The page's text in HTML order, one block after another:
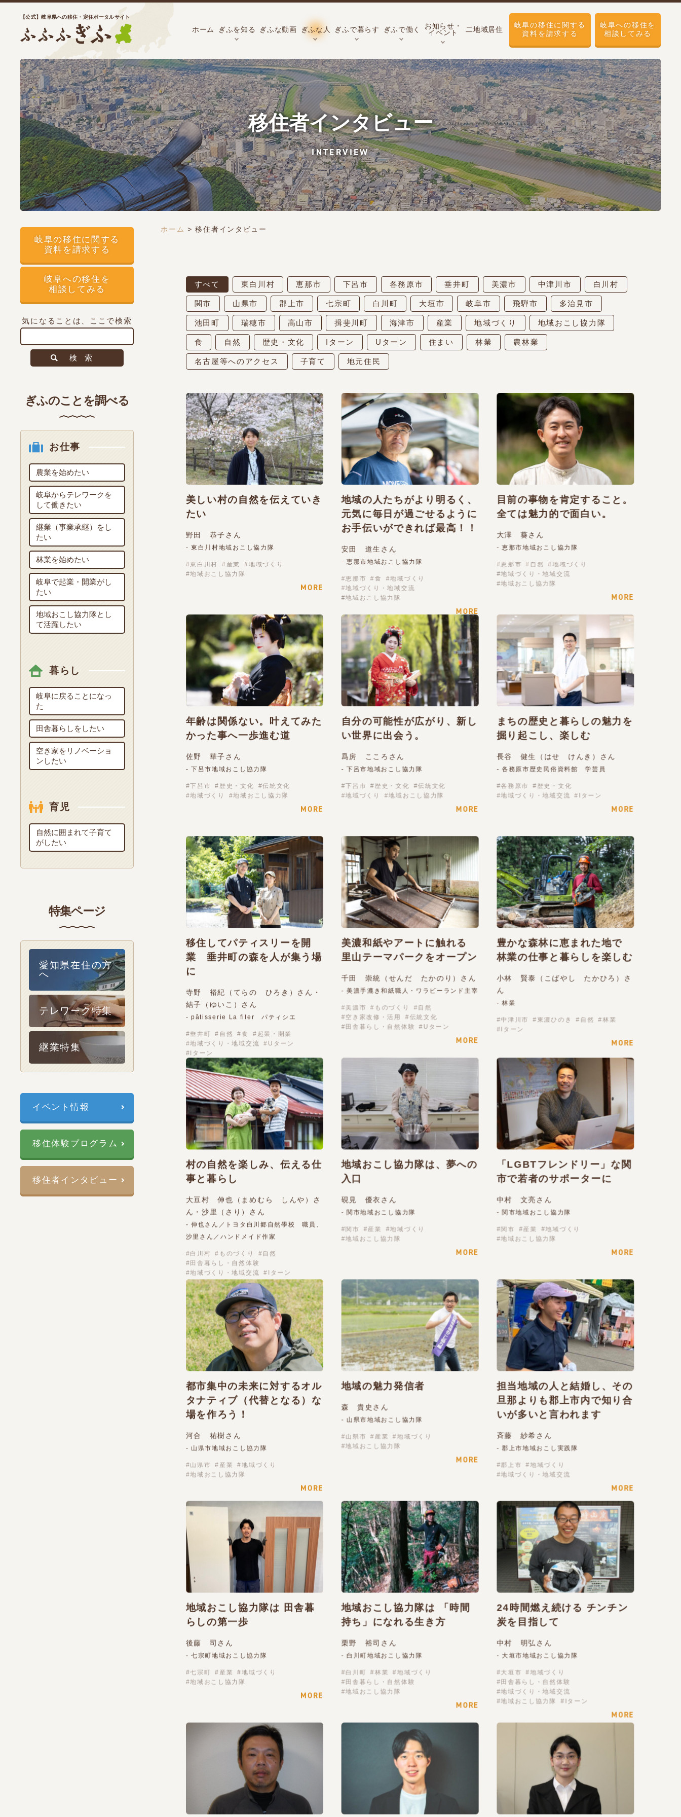
【公式】岐阜県への移住・定住ポータルサイト
ホーム ぎふを知る ぎふな動画 ぎふな人 ぎふで暮らす ぎふで働く
お知らせ・
イベント
二地域居住
岐阜の移住に関する
資料を請求する
岐阜への移住を
相談してみる
移住者インタビュー
INTERVIEW
岐阜の移住に関する
資料を請求する
岐阜への移住を
相談してみる
気になることは、ここで検索
検索
ぎふのことを調べる
お仕事
農業を始めたい
岐阜からテレワークを
して働きたい
継業（事業承継）をし
たい
林業を始めたい
岐阜で起業・開業がし
たい
地域おこし協力隊とし
て活躍したい
暮らし
岐阜に戻ることになっ
た
田舎暮らしをしたい
空き家をリノベーショ
ンしたい
育児
自然に囲まれて子育て
がしたい
特集ページ
愛知県在住の方
へ
テレワーク特集
継業特集
イベント情報
移住体験プログラム
移住者インタビュー
ホーム >移住者インタビュー
すべて 東白川村 恵那市 下呂市 各務原市 垂井町 美濃市 中津川市 白川村
関市 山県市 郡上市 七宗町 白川町 大垣市 岐阜市 飛騨市 多治見市
池田町 瑞穂市 高山市 揖斐川町 海津市 産業 地域づくり 地域おこし協力隊
食 自然 歴史・文化 Iターン Uターン 住まい 林業 農林業
名古屋等へのアクセス 子育て 地元住民
美しい村の自然を伝えていき
たい
野田 恭子さん
- 東白川村地域おこし協力隊
東白川村 産業
地域づくり
地域おこし協力隊
MORE
地域の人たちがより明るく、
元気に毎日が過ごせるように
お手伝いができれば最高！！
安田 道生さん
- 恵那市地域おこし協力隊
恵那市 食
地域づくり
地域づくり・地域交流
地域おこし協力隊
MORE
目前の事物を肯定すること。
全ては魅力的で面白い。
大澤 葵さん
- 恵那市地域おこし協力隊
恵那市 自然
地域づくり
地域づくり・地域交流
地域おこし協力隊
MORE
年齢は関係ない。叶えてみた
かった事へ一歩進む道
佐野 華子さん
- 下呂市地域おこし協力隊
下呂市 歴史・文化
伝統文化
地域づくり
地域おこし協力隊
MORE
自分の可能性が広がり、新し
い世界に出会う。
爲房 こころさん
- 下呂市地域おこし協力隊
下呂市 歴史・文化
伝統文化
地域づくり
地域おこし協力隊
MORE
まちの歴史と暮らしの魅力を
掘り起こし、楽しむ
長谷 健生（はせ けんき）さん
- 各務原市歴史民俗資料館 学芸員
各務原市
歴史・文化
地域づくり・地域交流
Iターン
MORE
移住してパティスリーを開
業 垂井町の森を人が集う場
に
寺野 裕紀（てらの ひろき）さん・
結子（ゆいこ）さん
- pâtisserie La filer パティシエ
垂井町 自然 食
起業・開業
地域づくり・地域交流
Uターン
Iターン
MORE
美濃和紙やアートに触れる
里山テーマパークをオープン
千田 崇統（せんだ たかのり）さん
- 美濃手漉き和紙職人・ワラビーランド主宰
美濃市 ものづくり
自然
空き家改修・活用
伝統文化
田舎暮らし・自然体験
Uターン
MORE
豊かな森林に恵まれた地で
林業の仕事と暮らしを楽しむ
小林 賢泰（こばやし たかひろ）さ
ん
- 林業
中津川市 東濃ひのき 自然
林業
Iターン
MORE
村の自然を楽しみ、伝える仕
事と暮らし
大豆村 伸也（まめむら しんや）さ
ん・沙里（さり）さん
- 伸也さん／トヨタ白川郷自然學校 職員、
沙里さん／ハンドメイド作家
白川村 ものづくり
自然
田舎暮らし・自然体験
地域づくり・地域交流
Iターン
MORE
地域おこし協力隊は、夢への
入口
硯見 優衣さん
- 関市地域おこし協力隊
関市 産業
地域づくり
地域おこし協力隊
MORE
「LGBTフレンドリー」な関
市で若者のサポーターに
中村 文亮さん
- 関市地域おこし協力隊
関市 産業
地域づくり
地域おこし協力隊
MORE
都市集中の未来に対するオル
タナティブ（代替となる）な
場を作ろう！
河合 祐樹さん
- 山県市地域おこし協力隊
山県市 産業
地域づくり
地域おこし協力隊
MORE
地域の魅力発信者
森 貴史さん
- 山県市地域おこし協力隊
山県市 産業
地域づくり
地域おこし協力隊
MORE
担当地域の人と結婚し、その
旦那よりも郡上市内で知り合
いが多いと言われます
斉藤 紗希さん
- 郡上市地域おこし実践隊
郡上市
地域づくり
地域づくり・地域交流
MORE
地域おこし協力隊は 田舎暮
らしの第一歩
後藤 司さん
- 七宗町地域おこし協力隊
七宗町 産業
地域づくり
地域おこし協力隊
MORE
地域おこし協力隊は 「時間
持ち」になれる生き方
栗野 裕司さん
- 白川町地域おこし協力隊
白川町 林業
地域づくり
田舎暮らし・自然体験
地域おこし協力隊
MORE
24時間燃え続ける チンチン
炭を目指して
中村 明弘さん
- 大垣市地域おこし協力隊
大垣市
地域づくり
田舎暮らし・自然体験
地域づくり・地域交流
地域おこし協力隊
Iターン
MORE